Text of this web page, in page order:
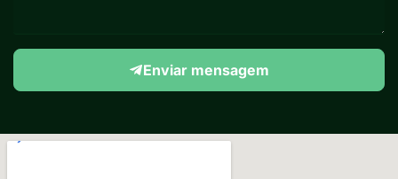
Enviar mensagem